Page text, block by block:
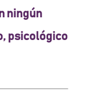
ningún
psicológico